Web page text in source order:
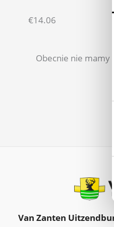
€14.06
Obecnie nie mamy
Van Zanten